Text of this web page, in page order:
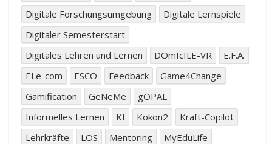
Digitale Forschungsumgebung
Digitale Lernspiele
Digitaler Semesterstart
Digitales Lehren und Lernen
DOmIcILE-VR
E.F.A.
ELe-com
ESCO Feedback
Game4Change
Gamification
GeNeMe
gOPAL
Informelles Lernen
KI Kokon2
Kraft-Copilot
Lehrkräfte
LOS Mentoring
MyEduLife